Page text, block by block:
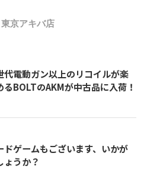
東京アキバ店
代電動ガン以上のリコイルが楽
るBOLTのAKMが中古品に入荷！
ドゲームもございます、いかが
ょうか？